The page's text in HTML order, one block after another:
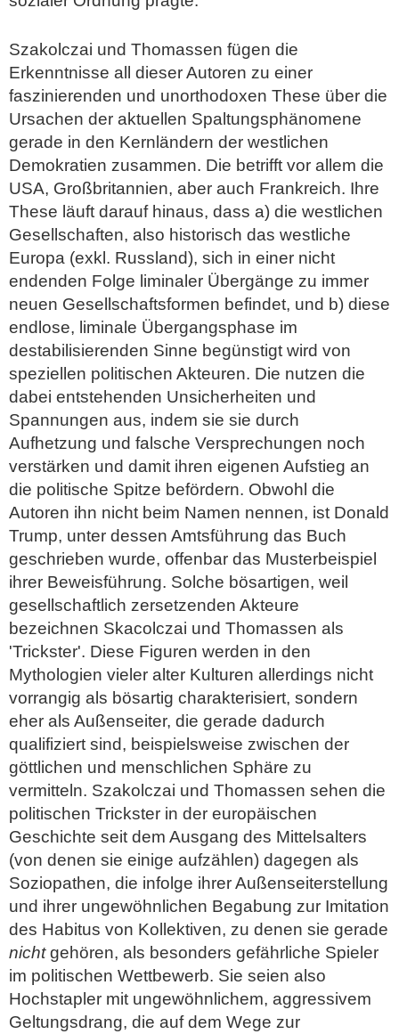
Szakolczai und Thomassen fügen die
Erkenntnisse all dieser Autoren zu einer
faszinierenden und unorthodoxen These über die
Ursachen der aktuellen Spaltungsphänomene
gerade in den Kernländern der westlichen
Demokratien zusammen. Die betrifft vor allem die
USA, Großbritannien, aber auch Frankreich. Ihre
These läuft darauf hinaus, dass a) die westlichen
Gesellschaften, also historisch das westliche
Europa (exkl. Russland), sich in einer nicht
endenden Folge liminaler Übergänge zu immer
neuen Gesellschaftsformen befindet, und b) diese
endlose, liminale Übergangsphase im
destabilisierenden Sinne begünstigt wird von
speziellen politischen Akteuren. Die nutzen die
dabei entstehenden Unsicherheiten und
Spannungen aus, indem sie sie durch
Aufhetzung und falsche Versprechungen noch
verstärken und damit ihren eigenen Aufstieg an
die politische Spitze befördern. Obwohl die
Autoren ihn nicht beim Namen nennen, ist Donald
Trump, unter dessen Amtsführung das Buch
geschrieben wurde, offenbar das Musterbeispiel
ihrer Beweisführung. Solche bösartigen, weil
gesellschaftlich zersetzenden Akteure
bezeichnen Skacolczai und Thomassen als
'Trickster'. Diese Figuren werden in den
Mythologien vieler alter Kulturen allerdings nicht
vorrangig als bösartig charakterisiert, sondern
eher als Außenseiter, die gerade dadurch
qualifiziert sind, beispielsweise zwischen der
göttlichen und menschlichen Sphäre zu
vermitteln. Szakolczai und Thomassen sehen die
politischen Trickster in der europäischen
Geschichte seit dem Ausgang des Mittelsalters
(von denen sie einige aufzählen) dagegen als
Soziopathen, die infolge ihrer Außenseiterstellung
und ihrer ungewöhnlichen Begabung zur Imitation
des Habitus von Kollektiven, zu denen sie gerade
nichtgehören, als besonders gefährliche Spieler
im politischen Wettbewerb. Sie seien also
Hochstapler mit ungewöhnlichem, aggressivem
Geltungsdrang, die auf dem Wege zur